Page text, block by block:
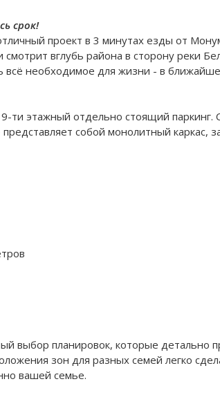
срок!
проект в 3 минутах езды от
вглубь района в сторону реки
необходимое для жизни - в
этажный отдельно стоящий паркинг.
собой монолитный
выбор планировок, которые детально
зон для разных семей легко
вашей семье.